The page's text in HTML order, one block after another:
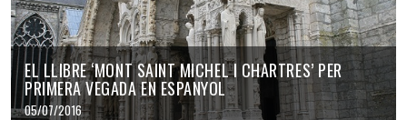
EL LLIBRE ‘MONT SAINT MICHEL I CHARTRES’ PER
PRIMERA VEGADA EN ESPANYOL
05/07/2016